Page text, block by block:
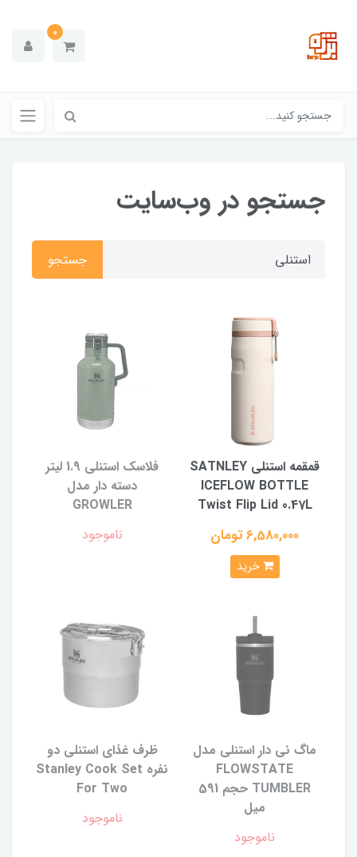
0
جستجو در وب‌سایت
جستجو
قمقمه استنلی SATNLEY
ICEFLOW BOTTLE
Twist Flip Lid 0.47L
6,580,000 تومان
خرید
فلاسک استنلی 1.9 لیتر
دسته دار مدل
GROWLER
ناموجود
ماگ نی دار استنلی مدل
FLOWSTATE
TUMBLER حجم 591
میل
ناموجود
ظرف غذای استنلی دو
نفره Stanley Cook Set
For Two
ناموجود